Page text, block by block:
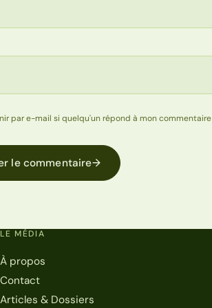
par e-mail si quelqu'un répond à mon commentaire
le commentaire→
LE MÉDIA
À propos
Contact
Articles & Dossiers